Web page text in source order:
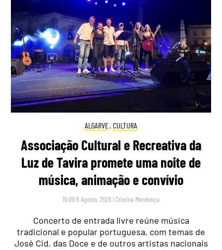
ALGARVE, CULTURA
Associação Cultural e Recreativa da
Luz de Tavira promete uma noite de
música, animação e convívio
15:00 6 Agosto, 2026 | Cristina Mendonça
Concerto de entrada livre reúne música
tradicional e popular portuguesa, com temas de
José Cid, das Doce e de outros artistas nacionais